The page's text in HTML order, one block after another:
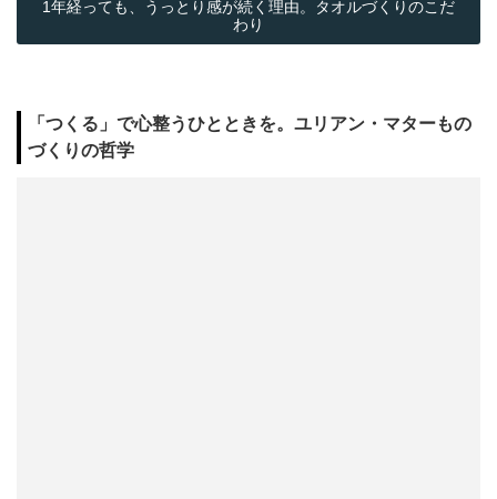
1年経っても、うっとり感が続く理由。タオルづくりのこだ
わり
「つくる」で心整うひとときを。ユリアン・マターもの
づくりの哲学